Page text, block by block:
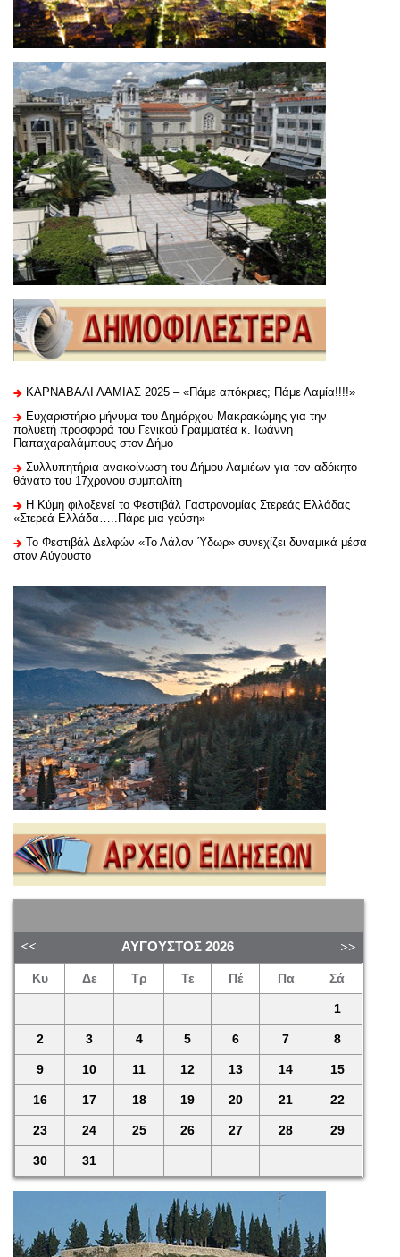
ΚΑΡΝΑΒΑΛΙ ΛΑΜΙΑΣ 2025 – «Πάμε απόκριες; Πάμε Λαμία!!!!»
Ευχαριστήριo μήνυμα του Δημάρχου Μακρακώμης για την
πολυετή προσφορά του Γενικού Γραμματέα κ. Ιωάννη
Παπαχαραλάμπους στον Δήμο
Συλλυπητήρια ανακοίνωση του Δήμου Λαμιέων για τον αδόκητο
θάνατο του 17χρονου συμπολίτη
Η Κύμη φιλοξενεί το Φεστιβάλ Γαστρονομίας Στερεάς Ελλάδας
«Στερεά Ελλάδα…..Πάρε μια γεύση»
Το Φεστιβάλ Δελφών «Το Λάλον Ύδωρ» συνεχίζει δυναμικά μέσα
στον Αύγουστο
ΑΎΓΟΥΣΤΟΣ 2026
Κυ Δε Τρ Τε Πέ Πα Σά
1
2 3 4 5 6 7 8
9 10 11 12 13 14 15
16 17 18 19 20 21 22
23 24 25 26 27 28 29
30 31